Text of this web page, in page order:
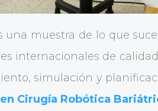
una muestra de lo que
internacionales de
simulación y
Cirugía Robótica